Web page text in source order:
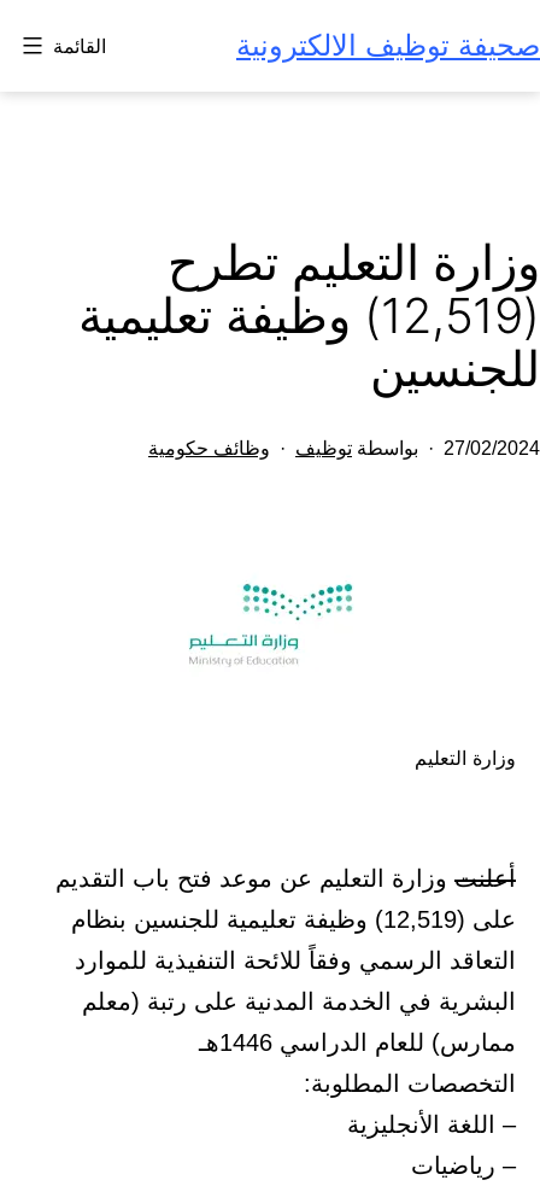
إلى
المحتوى
صحيفة توظيف الالكترونية القائمة
وزارة التعليم تطرح
(12,519) وظيفة تعليمية
للجنسين
تم
27/02/2024 بواسطة توظيف
مصنف
وظائف حكومية
وزارة التعليم
أعلنت وزارة التعليم عن موعد فتح باب التقديم
على (12,519) وظيفة تعليمية للجنسين بنظام
التعاقد الرسمي وفقاً للائحة التنفيذية للموارد
البشرية في الخدمة المدنية على رتبة (معلم
ممارس) للعام الدراسي 1446هـ
التخصصات المطلوبة:
– اللغة الأنجليزية
– رياضيات